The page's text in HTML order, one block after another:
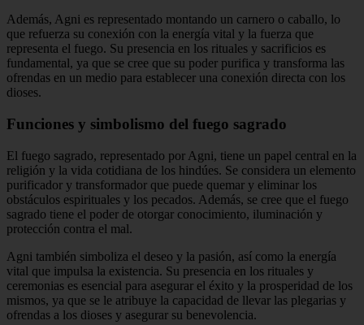
Además, Agni es representado montando un carnero o caballo, lo
que refuerza su conexión con la energía vital y la fuerza que
representa el fuego. Su presencia en los rituales y sacrificios es
fundamental, ya que se cree que su poder purifica y transforma las
ofrendas en un medio para establecer una conexión directa con los
dioses.
Funciones y simbolismo del fuego sagrado
El fuego sagrado, representado por Agni, tiene un papel central en la
religión y la vida cotidiana de los hindúes. Se considera un elemento
purificador y transformador que puede quemar y eliminar los
obstáculos espirituales y los pecados. Además, se cree que el fuego
sagrado tiene el poder de otorgar conocimiento, iluminación y
protección contra el mal.
Agni también simboliza el deseo y la pasión, así como la energía
vital que impulsa la existencia. Su presencia en los rituales y
ceremonias es esencial para asegurar el éxito y la prosperidad de los
mismos, ya que se le atribuye la capacidad de llevar las plegarias y
ofrendas a los dioses y asegurar su benevolencia.